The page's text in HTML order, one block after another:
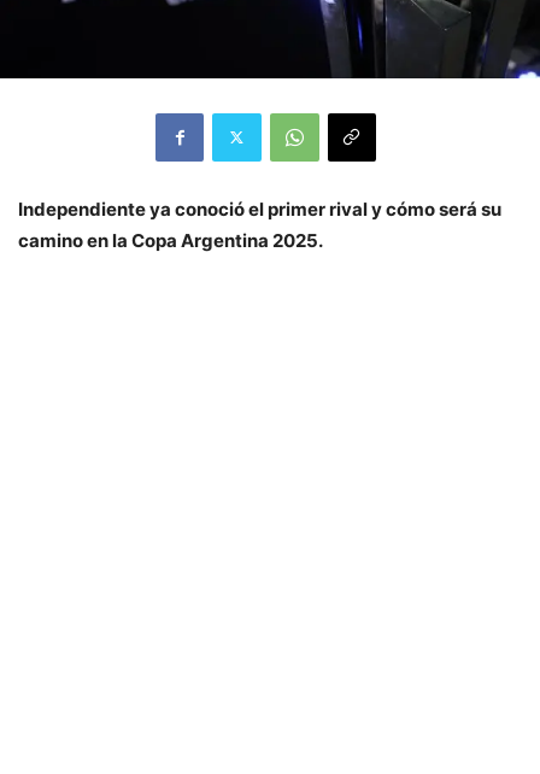
Independiente ya conoció el primer rival y cómo será su
camino en la Copa Argentina 2025.